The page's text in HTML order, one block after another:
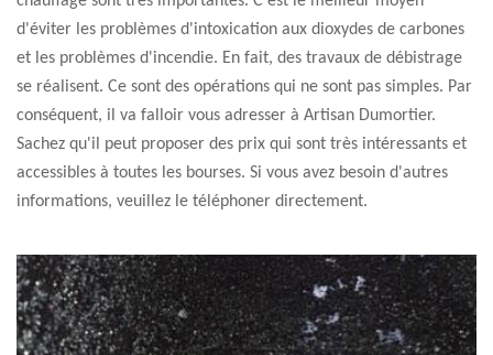
d'éviter les problèmes d'intoxication aux dioxydes de carbones
et les problèmes d'incendie. En fait, des travaux de débistrage
se réalisent. Ce sont des opérations qui ne sont pas simples. Par
conséquent, il va falloir vous adresser à Artisan Dumortier.
Sachez qu'il peut proposer des prix qui sont très intéressants et
accessibles à toutes les bourses. Si vous avez besoin d'autres
informations, veuillez le téléphoner directement.